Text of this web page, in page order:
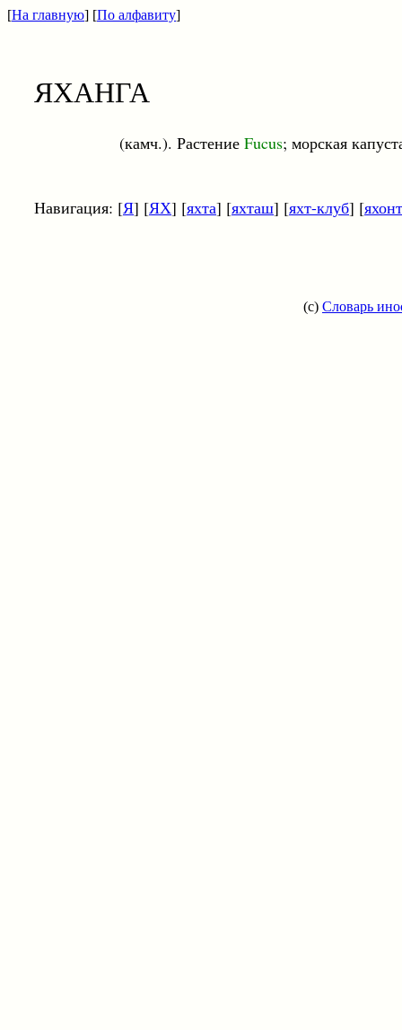
[На главную] [По алфавиту]
ЯХАНГА
(камч.). Растение Fucus; морская
Навигация: [Я] [ЯХ] [яхта] [яхташ] [яхт-клуб] [яхонт
(c) Словарь